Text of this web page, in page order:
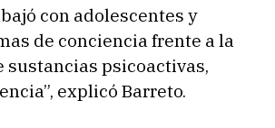
con adolescentes y
de conciencia frente a la
sustancias psicoactivas,
explicó Barreto.